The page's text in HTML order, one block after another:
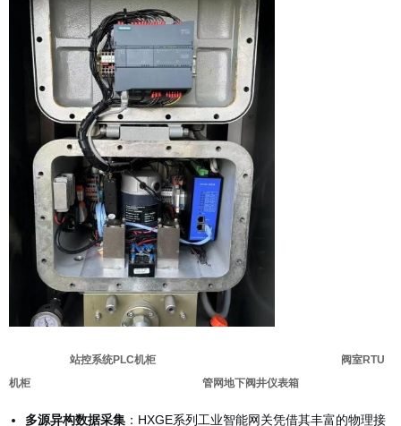
站控系统PLC机柜
阀室RTU
机柜
管网地下阀井仪表箱
多源异构数据采集 ：HXGE系列工业智能网关凭借其丰富的物理接